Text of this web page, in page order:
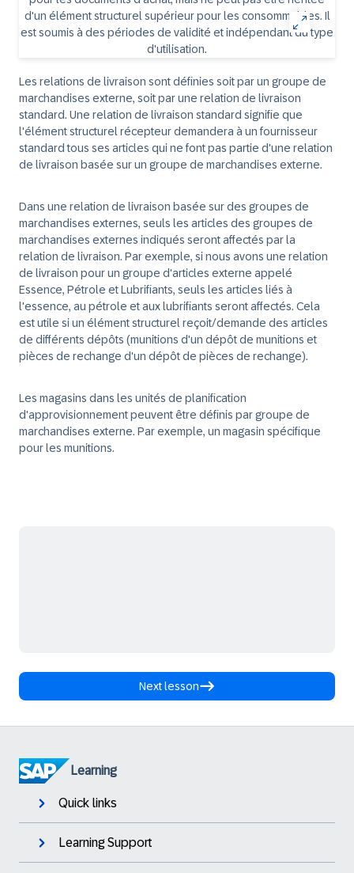
Les relations de livraison sont définies soit par un groupe de
marchandises externe, soit par une relation de livraison
standard. Une relation de livraison standard signifie que
l'élément structurel récepteur demandera à un fournisseur
standard tous ses articles qui ne font pas partie d'une relation
de livraison basée sur un groupe de marchandises externe.
Dans une relation de livraison basée sur des groupes de
marchandises externes, seuls les articles des groupes de
marchandises externes indiqués seront affectés par la
relation de livraison. Par exemple, si nous avons une relation
de livraison pour un groupe d'articles externe appelé
Essence, Pétrole et Lubrifiants, seuls les articles liés à
l'essence, au pétrole et aux lubrifiants seront affectés. Cela
est utile si un élément structurel reçoit/demande des articles
de différents dépôts (munitions d'un dépôt de munitions et
pièces de rechange d'un dépôt de pièces de rechange).
Les magasins dans les unités de planification
d'approvisionnement peuvent être définis par groupe de
marchandises externe. Par exemple, un magasin spécifique
pour les munitions.
Next lesson
Learning
Quick links
Learning Support